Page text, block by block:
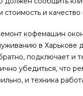
стоимость и
кофемашин
в Харькове
подключает и
убедиться, что
и техника